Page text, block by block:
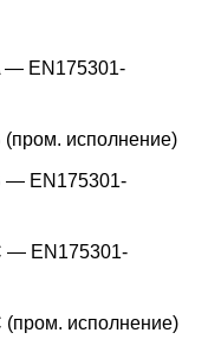
— EN175301-
исполнение)
— EN175301-
— EN175301-
исполнение)